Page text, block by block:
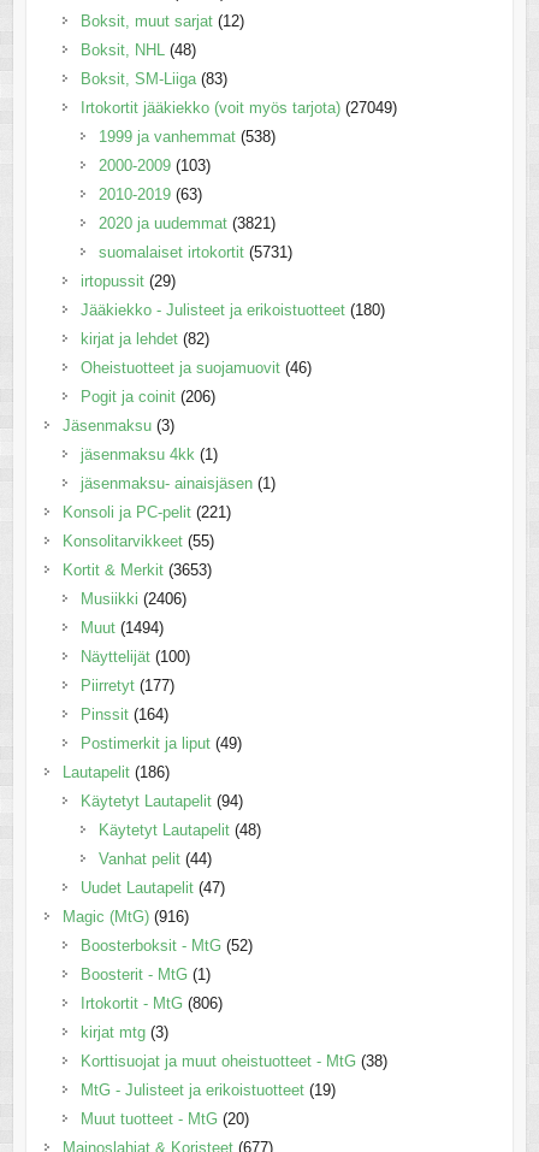
Boksit, muut sarjat (12)
Boksit, NHL (48)
Boksit, SM-Liiga (83)
Irtokortit jääkiekko (voit myös tarjota) (27049)
1999 ja vanhemmat (538)
2000-2009 (103)
2010-2019 (63)
2020 ja uudemmat (3821)
suomalaiset irtokortit (5731)
irtopussit (29)
Jääkiekko - Julisteet ja erikoistuotteet (180)
kirjat ja lehdet (82)
Oheistuotteet ja suojamuovit (46)
Pogit ja coinit (206)
Jäsenmaksu (3)
jäsenmaksu 4kk (1)
jäsenmaksu- ainaisjäsen (1)
Konsoli ja PC-pelit (221)
Konsolitarvikkeet (55)
Kortit & Merkit (3653)
Musiikki (2406)
Muut (1494)
Näyttelijät (100)
Piirretyt (177)
Pinssit (164)
Postimerkit ja liput (49)
Lautapelit (186)
Käytetyt Lautapelit (94)
Käytetyt Lautapelit (48)
Vanhat pelit (44)
Uudet Lautapelit (47)
Magic (MtG) (916)
Boosterboksit - MtG (52)
Boosterit - MtG (1)
Irtokortit - MtG (806)
kirjat mtg (3)
Korttisuojat ja muut oheistuotteet - MtG (38)
MtG - Julisteet ja erikoistuotteet (19)
Muut tuotteet - MtG (20)
Mainoslahjat & Koristeet (677)